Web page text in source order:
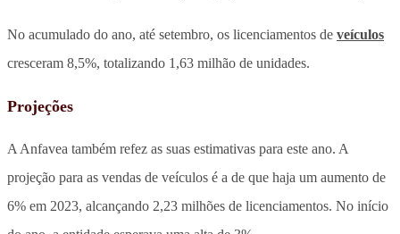
No acumulado do ano, até setembro, os licenciamentos de veículos
cresceram 8,5%, totalizando 1,63 milhão de unidades.
Projeções
A Anfavea também refez as suas estimativas para este ano. A
projeção para as vendas de veículos é a de que haja um aumento de
6% em 2023, alcançando 2,23 milhões de licenciamentos. No início